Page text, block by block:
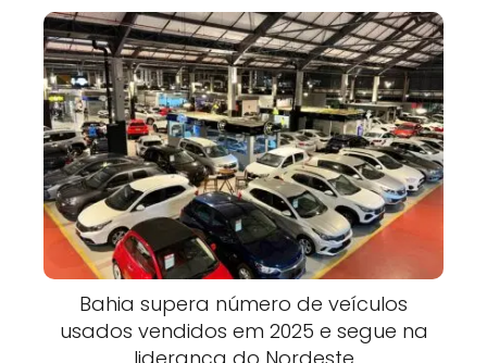
Bahia supera número de veículos
usados vendidos em 2025 e segue na